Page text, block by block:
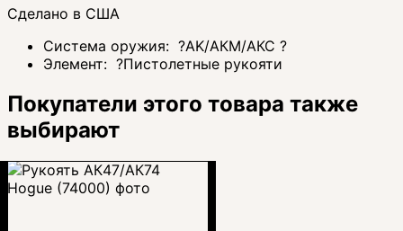
Сделано в США
Система оружия: ?AK/АКМ/АКС ?
Элемент: ?Пистолетные рукояти
Покупатели этого товара также
выбирают